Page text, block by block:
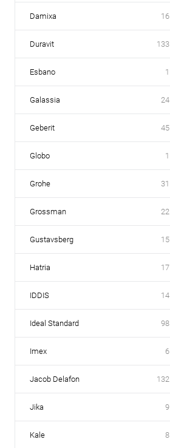
Damixa 16
Duravit 133
Esbano 1
Galassia 24
Geberit 45
Globo 1
Grohe 31
Grossman 22
Gustavsberg 15
Hatria 17
IDDIS 14
Ideal Standard 98
Imex 6
Jacob Delafon 132
Jika 9
Kale 8